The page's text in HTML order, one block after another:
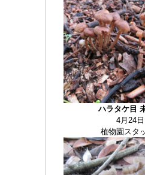
ハラタケ目
4月24日
植物園スタ